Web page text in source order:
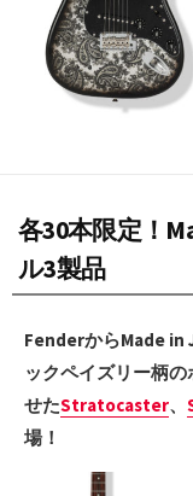
各30本限定！
ル3製品
FenderからMade in
ックペイズリー柄
せたStratocaster、
場！